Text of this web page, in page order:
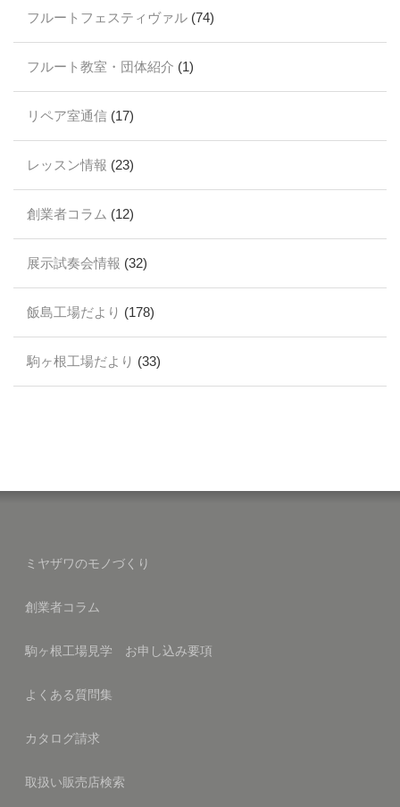
フルートフェスティヴァル (74)
フルート教室・団体紹介 (1)
リペア室通信 (17)
レッスン情報 (23)
創業者コラム (12)
展示試奏会情報 (32)
飯島工場だより (178)
駒ヶ根工場だより (33)
ミヤザワのモノづくり
創業者コラム
駒ヶ根工場見学 お申し込み要項
よくある質問集
カタログ請求
取扱い販売店検索